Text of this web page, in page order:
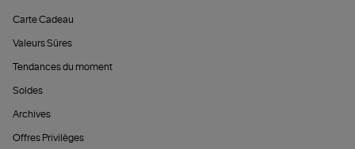
Carte Cadeau
Valeurs Sûres
Tendances du moment
Soldes
Archives
Offres Privilèges